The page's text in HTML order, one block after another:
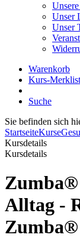
Unser
Unser
Warenkorb
Kurs-
Suche
Sie befinden sich
StartseiteKurse
Kursdetails
Kursdetails
Zumba®
Alltag -
Zumba®